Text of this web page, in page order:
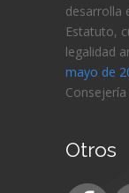
desarrolla
Estatuto,
legalidad
mayo de
Consejería
Otros